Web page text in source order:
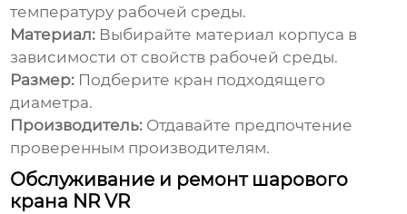
температуру рабочей среды.
Материал: Выбирайте материал корпуса в
зависимости от свойств рабочей среды.
Размер: Подберите кран подходящего
диаметра.
Производитель: Отдавайте предпочтение
проверенным производителям.
Обслуживание и ремонт шарового
крана NR VR